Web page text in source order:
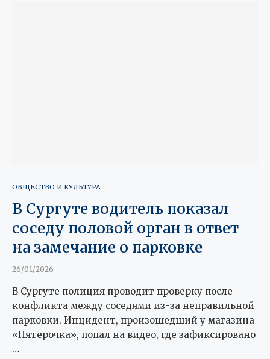
ОБЩЕСТВО И КУЛЬТУРА
В Сургуте водитель показал
соседу половой орган в ответ
на замечание о парковке
26/01/2026
В Сургуте полиция проводит проверку после
конфликта между соседями из-за неправильной
парковки. Инцидент, произошедший у магазина
«Пятерочка», попал на видео, где зафиксировано
…